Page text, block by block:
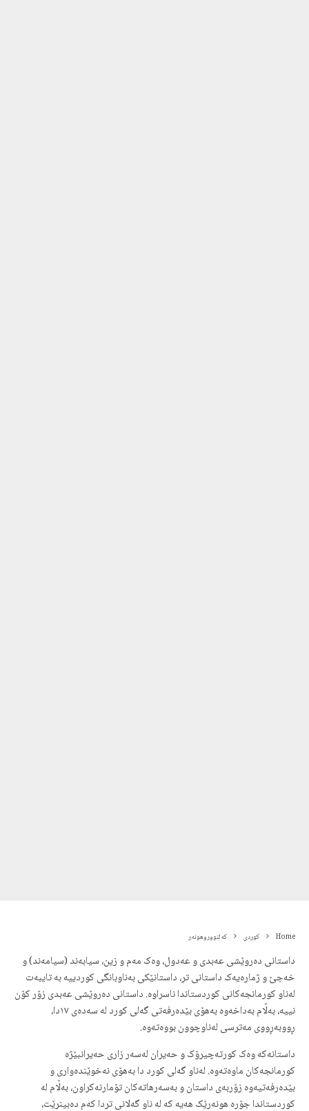
Home کوردی کەلتووروهونەر
داستانی دەروێشی عەبدی و عەدول، وەک مەم و زین، سیابەند (سیامەند) و
خەجێ و ژمارەیەک داستانی تر، داستانێکی بەناوبانگی کوردییە بە تایبەت
لەناو کورمانجەکانی کوردستاندا ناسراوە. داستانی دەروێشی عەبدی زۆر کۆن
نییە، بەڵام بەداخەوە بەهۆی بێدەرفەتی گەلی کورد لە سەدەی ١٧دا،
ڕووبەڕووی مەترسی لەناوچوون بووەتەوە.
داستانەکە وەک کورتەچیرۆک و حەیران لەسەر زاری حەیرانبێژە
کورمانجەکان ماوەتەوە. لەناو گەلی کورد دا بەهۆی نەخوێندەواری و
بێدەرفەتیەوە زۆربەی داستان و بەسەرهاتەکان تۆمارنەکراون، بەڵام لە
کوردستاندا جۆرە هونەرێک هەیە کە لە ناو گەلانی تردا کەم دەبینرێت،